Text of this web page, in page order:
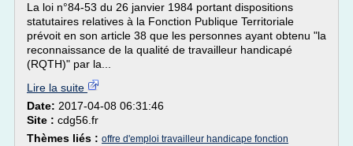
La loi n°84-53 du 26 janvier 1984 portant dispositions
statutaires relatives à la Fonction Publique Territoriale
prévoit en son article 38 que les personnes ayant obtenu "la
reconnaissance de la qualité de travailleur handicapé
(RQTH)" par la...
Lire la suite
Date: 2017-04-08 06:31:46
Site : cdg56.fr
Thèmes liés : offre d'emploi travailleur handicape fonction